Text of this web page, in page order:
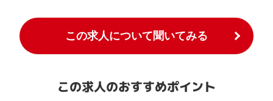
この求人について聞いてみる
この求人のおすすめポイント